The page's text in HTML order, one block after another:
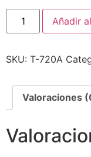
Añadir
SKU: T-720A
Valoraciones